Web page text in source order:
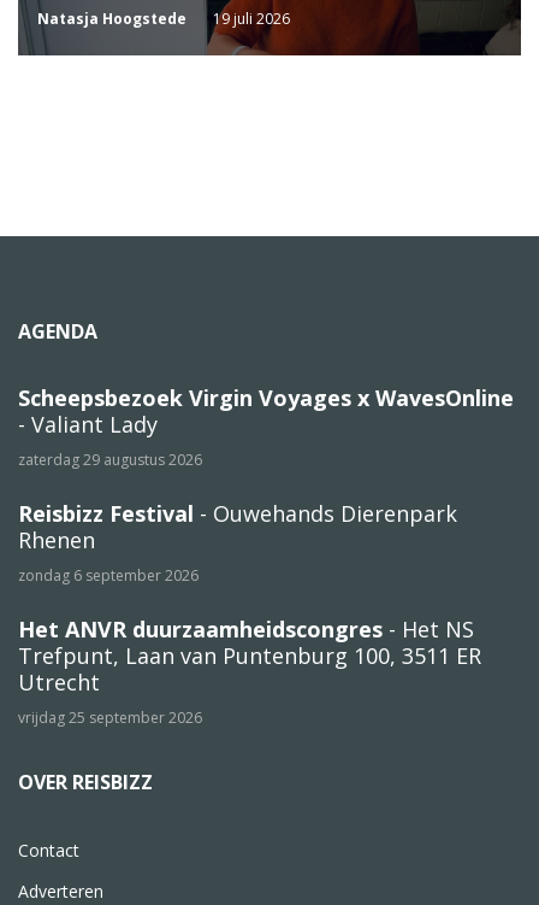
Natasja Hoogstede 19 juli 2026
AGENDA
Scheepsbezoek Virgin Voyages x WavesOnline
- Valiant Lady
zaterdag 29 augustus 2026
Reisbizz Festival - Ouwehands Dierenpark
Rhenen
zondag 6 september 2026
Het ANVR duurzaamheidscongres - Het NS
Trefpunt, Laan van Puntenburg 100, 3511 ER
Utrecht
vrijdag 25 september 2026
OVER REISBIZZ
Contact
Adverteren